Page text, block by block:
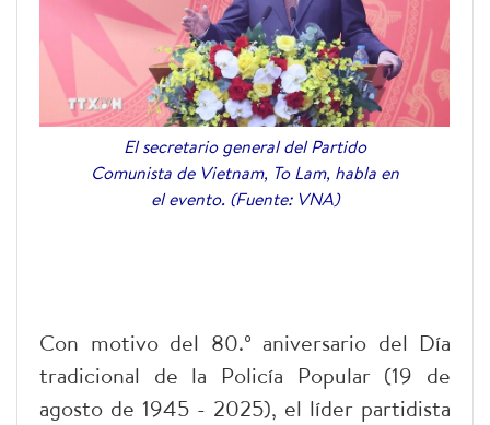
El secretario general del Partido
Comunista de Vietnam, To Lam, habla en
el evento. (Fuente: VNA)
Con motivo del 80.º aniversario del Día
tradicional de la Policía Popular (19 de
agosto de 1945 - 2025), el líder partidista